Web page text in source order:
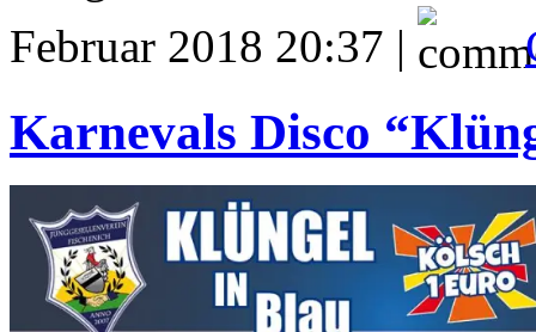
Februar 2018 20:37 |
Karnevals Disco